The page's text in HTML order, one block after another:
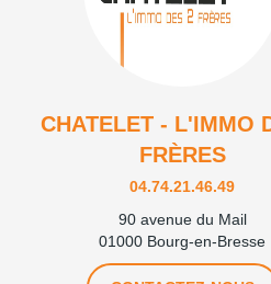
CHATELET - L'IMMO
FRÈRES
04.74.21.46.49
90 avenue du Mail
01000 Bourg-en-Bresse